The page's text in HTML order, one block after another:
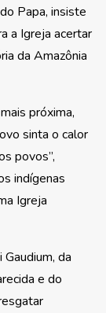
Papa, insiste
a Igreja acertar
da Amazônia
próxima,
sinta o calor
povos”,
indígenas
Igreja
da
e do